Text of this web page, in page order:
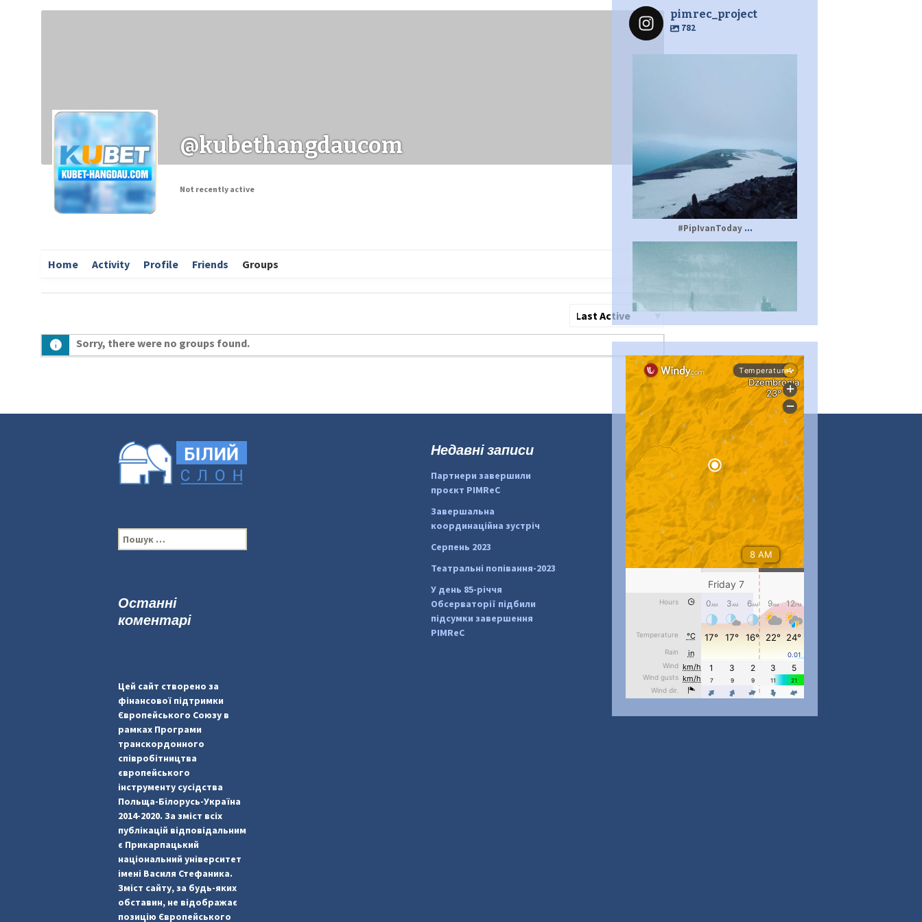
Заходи
@kubethangdaucom
Not recently active
Home Activity Profile Friends Groups
Сортувати
Sorry, there were no groups found.
pimrec_project
782
#PipIvanToday ...
#PipIvanToday...
pimrec_project
#PipIvanToday ...
pimrec_project
П
о
:
Недавні записи
Партнери завершили
проєкт PIMReC
Завершальна
координаційна зустріч
Серпень 2023
Театральні попівання-2023
У день 85-річчя
Обсерваторії підбили
підсумки завершення
PIMReC
Останні
коментарі
Цей сайт створено за
фінансової підтримки
Європейського Союзу в
рамках Програми
транскордонного
співробітництва
європейського
інструменту сусідства
Польща-Білорусь-Україна
2014-2020. За зміст всіх
публікацій відповідальним
є Прикарпацький
національний університет
імені Василя Стефаника.
Зміст сайту, за будь-яких
обставин, не відображає
позицію Європейського